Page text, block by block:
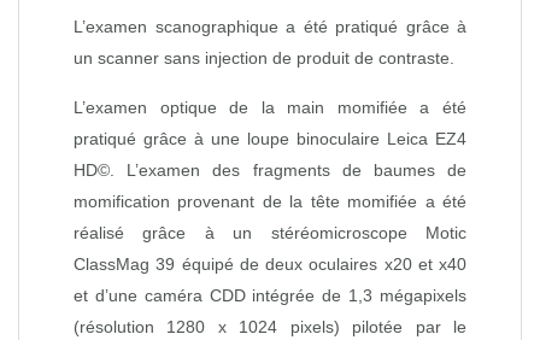
L’examen scanographique a été pratiqué grâce à
un scanner sans injection de produit de contraste.
L’examen optique de la main momifiée a été
pratiqué grâce à une loupe binoculaire Leica EZ4
HD©. L’examen des fragments de baumes de
momification provenant de la tête momifiée a été
réalisé grâce à un stéréomicroscope Motic
ClassMag 39 équipé de deux oculaires x20 et x40
et d’une caméra CDD intégrée de 1,3 mégapixels
(résolution 1280 x 1024 pixels) pilotée par le